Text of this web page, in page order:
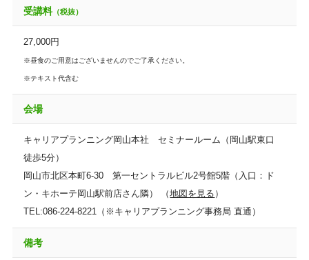
受講料（税抜）
27,000円
※昼食のご用意はございませんのでご了承ください。
※テキスト代含む
会場
キャリアプランニング岡山本社 セミナールーム（岡山駅東口
徒歩5分）
岡山市北区本町6-30 第一セントラルビル2号館5階（入口：ド
ン・キホーテ岡山駅前店さん隣） （地図を見る ）
TEL:086-224-8221（※キャリアプランニング事務局 直通）
備考